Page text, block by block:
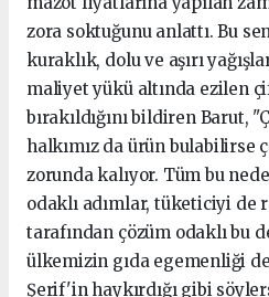
zora soktuğunu anlattı. Bu
kuraklık, dolu ve aşırı
maliyet yükü altında ezilen
bırakıldığını bildiren
halkımız da ürün bulabilirse
zorunda kalıyor. Tüm bu
odaklı adımlar, tüketiciyi de
tarafından çözüm odaklı bu
ülkemizin gıda egemenliği
Şerif'in haykırdığı gibi